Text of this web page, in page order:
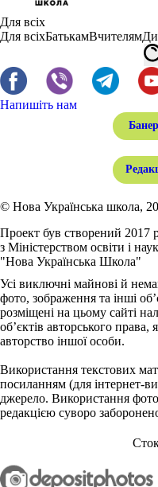
Для всіх
Для всіхБатькамВчителям
Напишіть нам
© Нова Українська школа,
Проект був створений 2017
з Міністерством освіти і
"Нова Українська Школа"
Усі виключні майнові й
фото, зображення та інші
розміщені на цьому сайті
об’єктів авторського права,
авторство іншої особи.
Використання текстових
посиланням (для інтернет-
джерело. Використання
редакцією суворо